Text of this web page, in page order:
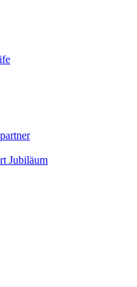
Jubiläum